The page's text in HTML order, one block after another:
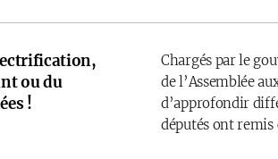
ou du
!
Chargés par le
de l’Assemblée
d’approfondir
députés ont